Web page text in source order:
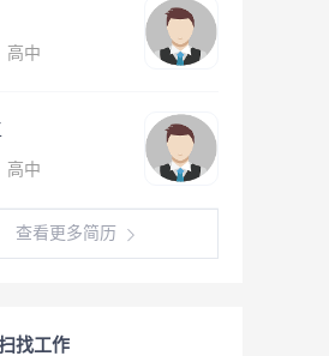
高中
高中
查看更多简历
找工作